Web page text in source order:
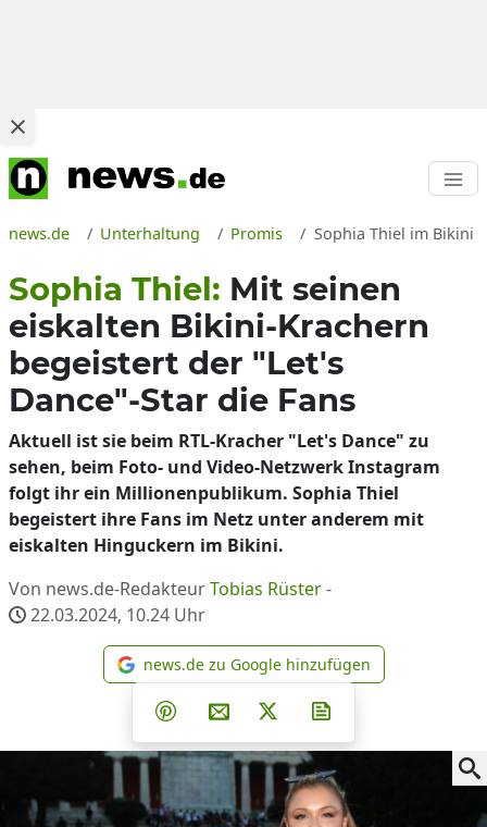
news.de Unterhaltung Promis Sophia Thiel im Bikini
Sophia Thiel: Mit seinen
eiskalten Bikini-Krachern
begeistert der "Let's
Dance"-Star die Fans
Aktuell ist sie beim RTL-Kracher "Let's Dance" zu
sehen, beim Foto- und Video-Netzwerk Instagram
folgt ihr ein Millionenpublikum. Sophia Thiel
begeistert ihre Fans im Netz unter anderem mit
eiskalten Hinguckern im Bikini.
Von news.de-RedakteurTobias Rüster-
22.03.2024, 10.24 Uhr
news.de zu Google
news.de zu Google hinzufügen
Teilen auf Facebook
Teilen auf Whatsapp
Teilen auf Telegram
Teilen auf Pinterest
Per E-Mail teilen
Post auf X